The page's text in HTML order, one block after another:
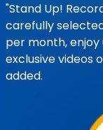
"Stand Up!
carefully
per month, enjoy
exclusive videos
added.